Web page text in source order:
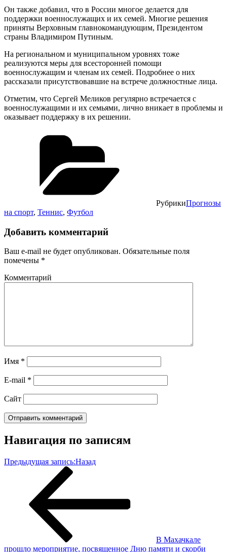
Он также добавил, что в России многое делается для
поддержки военнослужащих и их семей. Многие решения
приняты Верховным главнокомандующим, Президентом
страны Владимиром Путиным.
На региональном и муниципальном уровнях тоже
реализуются меры для всесторонней помощи
военнослужащим и членам их семей. Подробнее о них
рассказали присутствовавшие на встрече должностные лица.
Отметим, что Сергей Меликов регулярно встречается с
военнослужащими и их семьями, лично вникает в проблемы и
оказывает поддержку в их решении.
РубрикиПрогнозы
на спорт, Теннис, Футбол
Добавить комментарий
Ваш e-mail не будет опубликован. Обязательные поля
помечены *
Комментарий
Имя *
E-mail *
Сайт
Навигация по записям
Предыдущая запись:Назад
В Махачкале
прошло мероприятие, посвященное Дню памяти и скорби